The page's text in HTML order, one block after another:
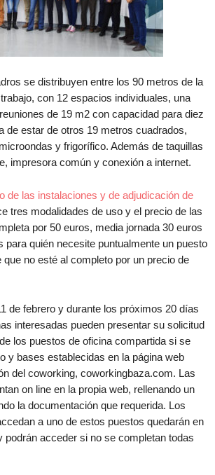
se distribuyen entre los 90 metros de la
con 12 espacios individuales, una
de 19 m2 con capacidad para diez
de estar de otros 19 metros cuadrados,
y frigorífico. Además de taquillas
impresora común y conexión a internet.
de las instalaciones y de adjudicación de
tres modalidades de uso y el precio de las
por 50 euros, media jornada 30 euros
para quién necesite puntualmente un puesto
no esté al completo por un precio de
de febrero y durante los próximos 20 días
interesadas pueden presentar su solicitud
los puestos de oficina compartida si se
y bases establecidas en la página web
del coworking, coworkingbaza.com. Las
on line en la propia web, rellenando un
la documentación que requerida. Los
a uno de estos puestos quedarán en
podrán acceder si no se completan todas